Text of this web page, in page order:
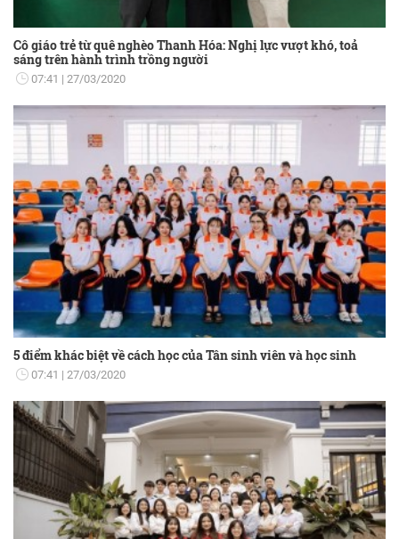
Cô giáo trẻ từ quê nghèo Thanh Hóa: Nghị lực vượt khó, toả
sáng trên hành trình trồng người
07:41 27/03/2020
5 điểm khác biệt về cách học của Tân sinh viên và học sinh
07:41 27/03/2020